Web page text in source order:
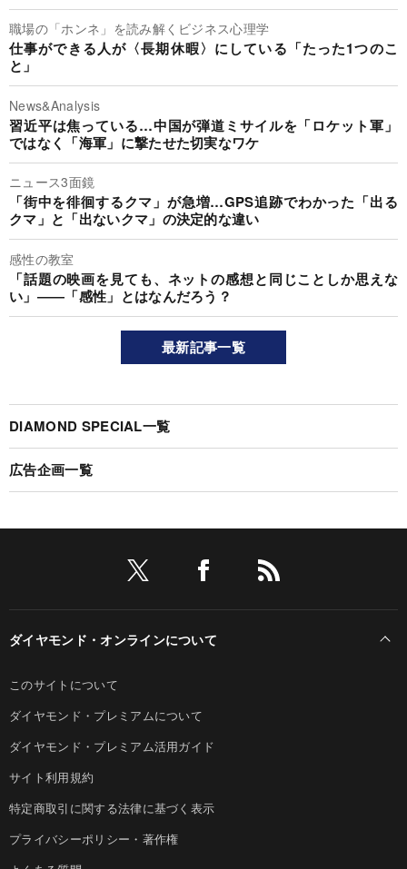
職場の「ホンネ」を読み解くビジネス心理学
仕事ができる人が〈長期休暇〉にしている「たった1つのこ
と」
News&Analysis
習近平は焦っている…中国が弾道ミサイルを「ロケット軍」
ではなく「海軍」に撃たせた切実なワケ
ニュース3面鏡
「街中を徘徊するクマ」が急増…GPS追跡でわかった「出る
クマ」と「出ないクマ」の決定的な違い
感性の教室
「話題の映画を見ても、ネットの感想と同じことしか思えな
い」――「感性」とはなんだろう？
最新記事一覧
DIAMOND SPECIAL一覧
広告企画一覧
ダイヤモンド・オンラインについて
このサイトについて
ダイヤモンド・プレミアムについて
ダイヤモンド・プレミアム活用ガイド
サイト利用規約
特定商取引に関する法律に基づく表示
プライバシーポリシー・著作権